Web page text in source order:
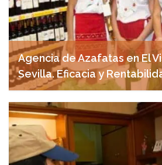
Agencia de Azafatas en El
Sevilla. Eficacia y
abril 27, 2025